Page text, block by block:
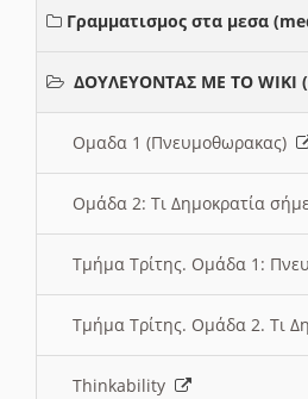
Γραμματισμος στα μεσα
ΔΟΥΛΕΥΟΝΤΑΣ ΜΕ ΤΟ WIKI
Ομαδα 1 (Πνευμοθωρακας)
Ομάδα 2: Τι Δημοκρατία
Τμήμα Τρίτης. Ομάδα 1:
Τμήμα Τρίτης. Ομάδα 2. Τι
Thinkability